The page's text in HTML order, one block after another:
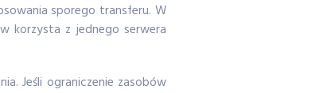
sporego transferu. W
korzysta z jednego serwera
Jeśli ograniczenie zasobów